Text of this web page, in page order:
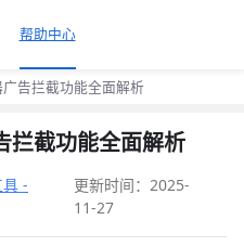
帮助中心
告拦截功能全面解析
截功能全面解析
-
更新时间：2025-
11-27